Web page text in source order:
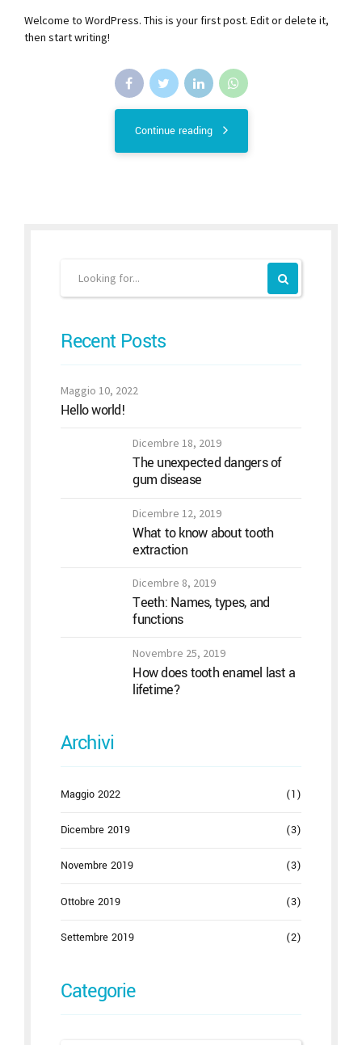
Welcome to WordPress. This is your first post. Edit or delete it,
then start writing!
Continue reading
Recent Posts
Maggio 10, 2022
Hello world!
Dicembre 18, 2019
The unexpected dangers of
gum disease
Dicembre 12, 2019
What to know about tooth
extraction
Dicembre 8, 2019
Teeth: Names, types, and
functions
Novembre 25, 2019
How does tooth enamel last a
lifetime?
Archivi
Maggio 2022 (1)
Dicembre 2019 (3)
Novembre 2019 (3)
Ottobre 2019 (3)
Settembre 2019 (2)
Categorie